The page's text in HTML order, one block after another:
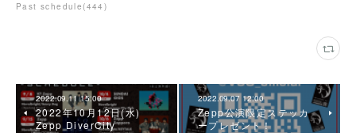
Past schedule (444 )
2022.09.11 15:00
2022年10月12日(水)
Zepp DiverCity
2022.09.07 12:00
Zepp公演限定ステッカ
ープレゼント！